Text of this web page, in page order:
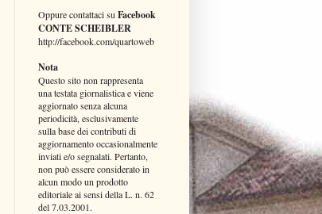
Oppure contattaci su Facebook
CONTE SCHEIBLER
http://facebook.com/quartoweb
Nota
Questo sito non rappresenta
una testata giornalistica e viene
aggiornato senza alcuna
periodicità, esclusivamente
sulla base dei contributi di
aggiornamento occasionalmente
inviati e/o segnalati. Pertanto,
non può essere considerato in
alcun modo un prodotto
editoriale ai sensi della L. n. 62
del 7.03.2001.